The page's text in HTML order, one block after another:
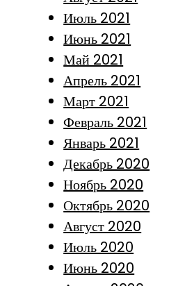
Июль 2021
Июнь 2021
Май 2021
Апрель 2021
Март 2021
Февраль 2021
Январь 2021
Декабрь 2020
Ноябрь 2020
Октябрь 2020
Август 2020
Июль 2020
Июнь 2020